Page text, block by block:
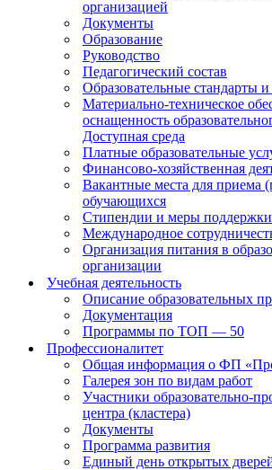
организацией
Документы
Образование
Руководство
Педагогический состав
Образовательные стандарты
Материально-техническое
оснащенность
Доступная среда
Платные образовательные
Финансово-хозяйственная
Вакантные места для приема
обучающихся
Стипендии и меры
Международное
Организация питания в
организации
Учебная деятельность
Описание образовательных
Документация
Программы по ТОП — 50
Профессионалитет
Общая информация о ФП
Галерея зон по видам работ
Участники образовательно-
центра (кластера)
Документы
Программа развития
Единый день открытых